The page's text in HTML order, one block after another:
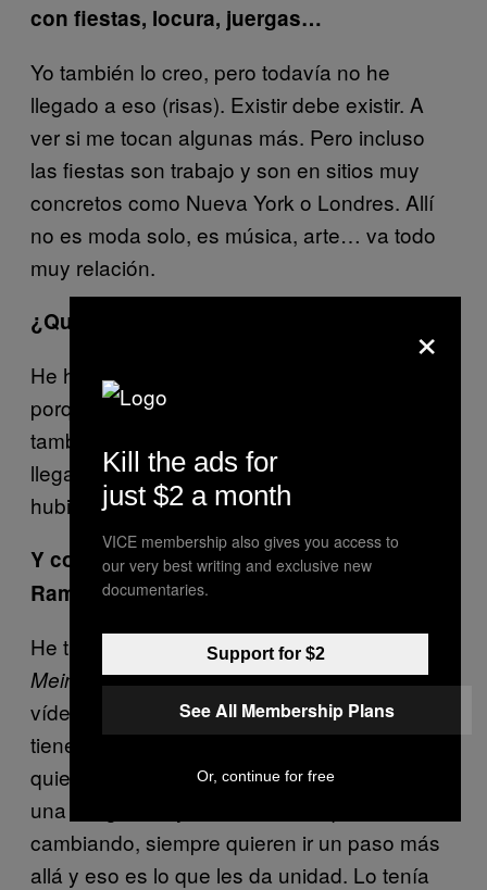
con fiestas, locura, juergas…
Yo también lo creo, pero todavía no he
llegado a eso (risas). Existir debe existir. A
ver si me tocan algunas más. Pero incluso
las fiestas son trabajo y son en sitios muy
concretos como Nueva York o Londres. Allí
no es moda solo, es música, arte… va todo
muy relación.
¿Qué te atrae de los vídeos musicales?
He hecho bastantes videoclips, me gusta
porque al final es trabajar con alguien que
también tiene su parte creativa. Cuando se
llega a un entendimiento fluye bien. Si no
hubiera intermediarios fluiría mejor todavía.
Y con un grupo tan ‘bruto’ como
Rammstein, ¿cómo fue la cosa?
He trabajado tres veces con ellos: en el vídeo
Mein Herz Brennty dos en sesiones. En
vídeo son más estéticos que en foto. Ellos
tienen libertad a la hora de plantear, no
quieren ser políticamente correctos y tienen
una imagen muy marcada. Aunque han ido
cambiando, siempre quieren ir un paso más
allá y eso es lo que les da unidad. Lo tenía
×
Kill the ads for
just $2 a month
VICE membership also gives you access to
our very best writing and exclusive new
documentaries.
Support for $2
See All Membership Plans
Or, continue for free